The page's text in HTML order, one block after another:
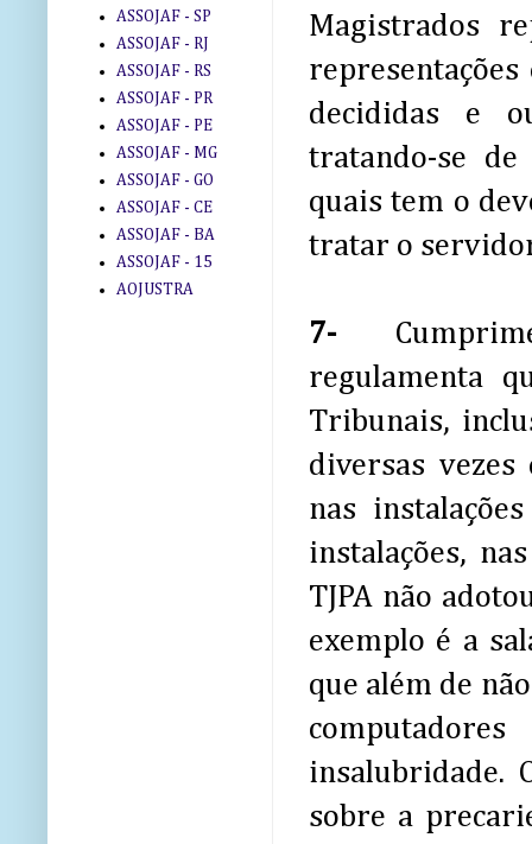
Magistrados
decididas e
tratando-se
quais tem o
tratar o
7-
regulamenta
Tribunais,
diversas vezes
nas
instalações,
TJPA não
exemplo é a
que além de
insalubridade.
sobre a
ASSOJAF - SP
ASSOJAF - RJ
ASSOJAF - RS
ASSOJAF - PR
ASSOJAF - PE
ASSOJAF - MG
ASSOJAF - GO
ASSOJAF - CE
ASSOJAF - BA
ASSOJAF - 15
AOJUSTRA